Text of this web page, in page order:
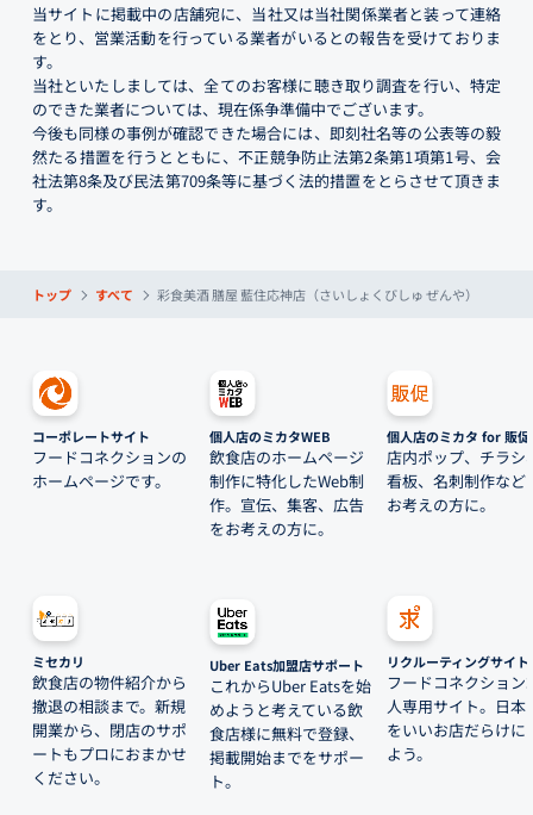
当サイトに掲載中の店舗宛に、当社又は当社関係業者と装って連絡
をとり、営業活動を行っている業者がいるとの報告を受けておりま
す。
当社といたしましては、全てのお客様に聴き取り調査を行い、特定
のできた業者については、現在係争準備中でございます。
今後も同様の事例が確認できた場合には、即刻社名等の公表等の毅
然たる措置を行うとともに、不正競争防止法第2条第1項第1号、会
社法第8条及び民法第709条等に基づく法的措置をとらさせて頂きま
す。
トップ すべて 彩食美酒 膳屋 藍住応神店（さいしょくびしゅ ぜんや）
コーポレートサイト
フードコネクションの
ホームページです。
ミセカリ
飲食店の物件紹介から
撤退の相談まで。新規
開業から、閉店のサポ
ートもプロにおまかせ
ください。
個人店のミカタWEB
飲食店のホームページ
制作に特化したWeb制
作。宣伝、集客、広告
をお考えの方に。
Uber Eats加盟店サポート
これからUber Eatsを始
めようと考えている飲
食店様に無料で登録、
掲載開始までをサポー
ト。
個人店のミカタ for 販促
店内ポップ、チラシ
看板、名刺制作など
お考えの方に。
リクルーティングサイト
フードコネクション
人専用サイト。日本
をいいお店だらけに
よう。